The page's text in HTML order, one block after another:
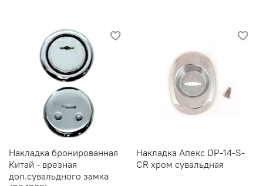
Накладка бронированная
Китай - врезная
доп.сувальдного замка
Накладка Апекс DP-14-S-
CR хром сувальдная